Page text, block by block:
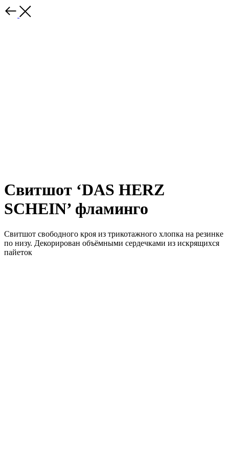
Свитшот ‘DAS HERZ
SCHEIN’ фламинго
Свитшот свободного кроя из трикотажного хлопка на резинке
по низу. Декорирован объёмными сердечками из искрящихся
пайеток